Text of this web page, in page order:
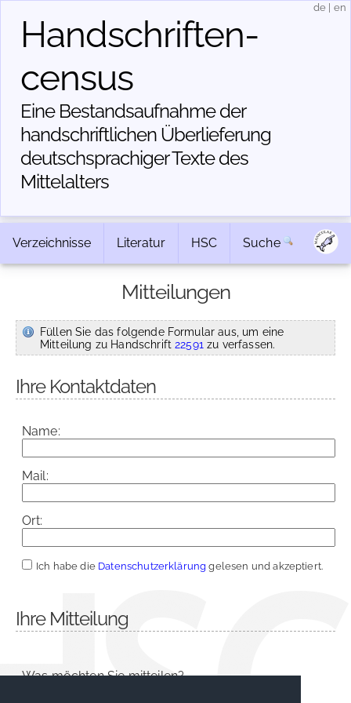
Handschriften­
census
Eine Bestandsaufnahme der
handschriftlichen Über­lieferung
deutschsprachiger Texte des
Mittelalters
de en
Verzeichnisse Literatur HSC Suche
Mitteilungen
Füllen Sie das folgende Formular aus, um eine
Mitteilung zu Handschrift22591 zu verfassen.
Ihre Kontaktdaten
Name:
Mail:
Ort:
Ich habe die Datenschutzerklärung gelesen und akzeptiert.
Ihre Mitteilung
Was möchten Sie mitteilen?